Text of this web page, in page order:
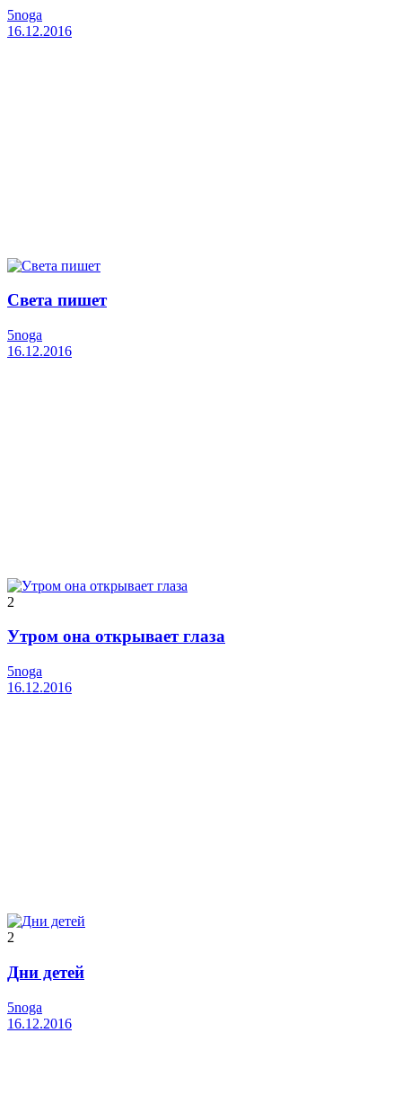
5noga
16.12.2016
Света пишет
5noga
16.12.2016
2
Утром она открывает глаза
5noga
16.12.2016
2
Дни детей
5noga
16.12.2016